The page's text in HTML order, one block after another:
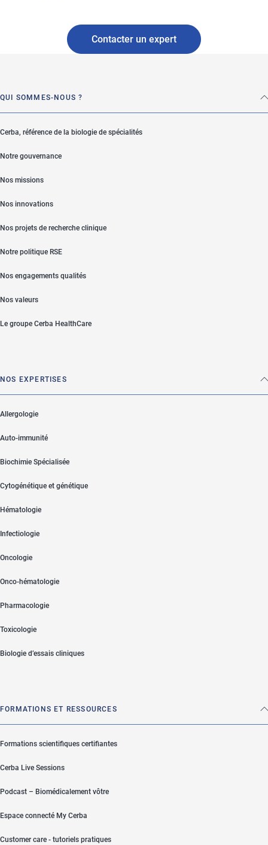
Contacter un expert
QUI SOMMES-NOUS ?
Cerba, référence de la biologie de spécialités
Notre gouvernance
Nos missions
Nos innovations
Nos projets de recherche clinique
Notre politique RSE
Nos engagements qualités
Nos valeurs
Le groupe Cerba HealthCare
NOS EXPERTISES
Allergologie
Auto-immunité
Biochimie Spécialisée
Cytogénétique et génétique
Hématologie
Infectiologie
Oncologie
Onco-hématologie
Pharmacologie
Toxicologie
Biologie d’essais cliniques
FORMATIONS ET RESSOURCES
Formations scientifiques certifiantes
Cerba Live Sessions
Podcast – Biomédicalement vôtre
Espace connecté My Cerba
Customer care - tutoriels pratiques